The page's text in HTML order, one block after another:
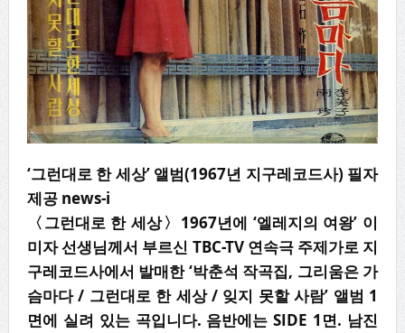
‘그런대로 한 세상’ 앨범(1967년 지구레코드사) 필자
제공 news-i
〈그런대로 한 세상〉 1967년에 ‘엘레지의 여왕’ 이
미자 선생님께서 부르신 TBC-TV 연속극 주제가로 지
구레코드사에서 발매한‘박춘석 작곡집, 그리움은 가
슴마다/ 그런대로 한 세상/ 잊지 못할 사람’ 앨범 1
면에 실려 있는 곡입니다. 음반에는SIDE 1 면. 남진